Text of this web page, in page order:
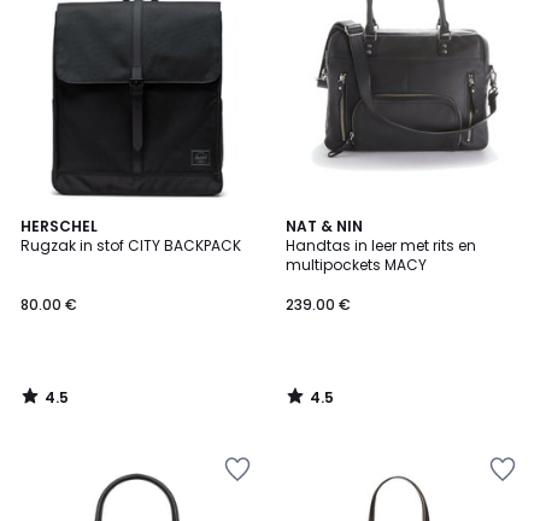
HERSCHEL
Rugzak in stof CITY BACKPACK
80.00 €
4.5
/ 5
4.5
/
NAT & NIN
Handtas in leer met rits en
multipockets MACY
239.00 €
4.5
/ 5
4.5
/